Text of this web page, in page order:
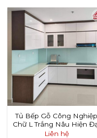
Tủ Bếp Gỗ Công Nghiệp
Chữ L Trắng Nâu Hiện
Liên hệ